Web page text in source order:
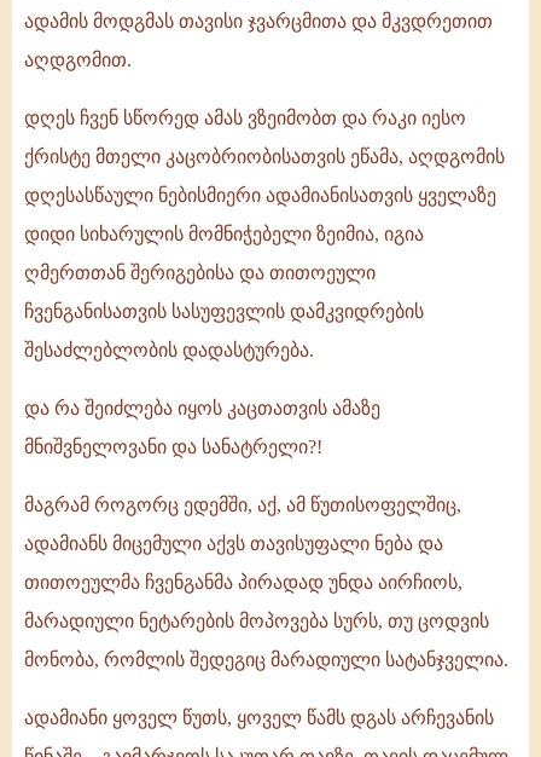
ადამის მოდგმას თავისი ჯვარცმითა და მკვდრეთით
აღდგომით.
დღეს ჩვენ სწორედ ამას ვზეიმობთ და რაკი იესო
ქრისტე მთელი კაცობრიობისათვის ეწამა, აღდგომის
დღესასწაული ნებისმიერი ადამიანისათვის ყველაზე
დიდი სიხარულის მომნიჭებელი ზეიმია, იგია
ღმერთთან შერიგებისა და თითოეული
ჩვენგანისათვის სასუფევლის დამკვიდრების
შესაძლებლობის დადასტურება.
და რა შეიძლება იყოს კაცთათვის ამაზე
მნიშვნელოვანი და სანატრელი?!
მაგრამ როგორც ედემში, აქ, ამ წუთისოფელშიც,
ადამიანს მიცემული აქვს თავისუფალი ნება და
თითოეულმა ჩვენგანმა პირადად უნდა აირჩიოს,
მარადიული ნეტარების მოპოვება სურს, თუ ცოდვის
მონობა, რომლის შედეგიც მარადიული სატანჯველია.
ადამიანი ყოველ წუთს, ყოველ წამს დგას არჩევანის